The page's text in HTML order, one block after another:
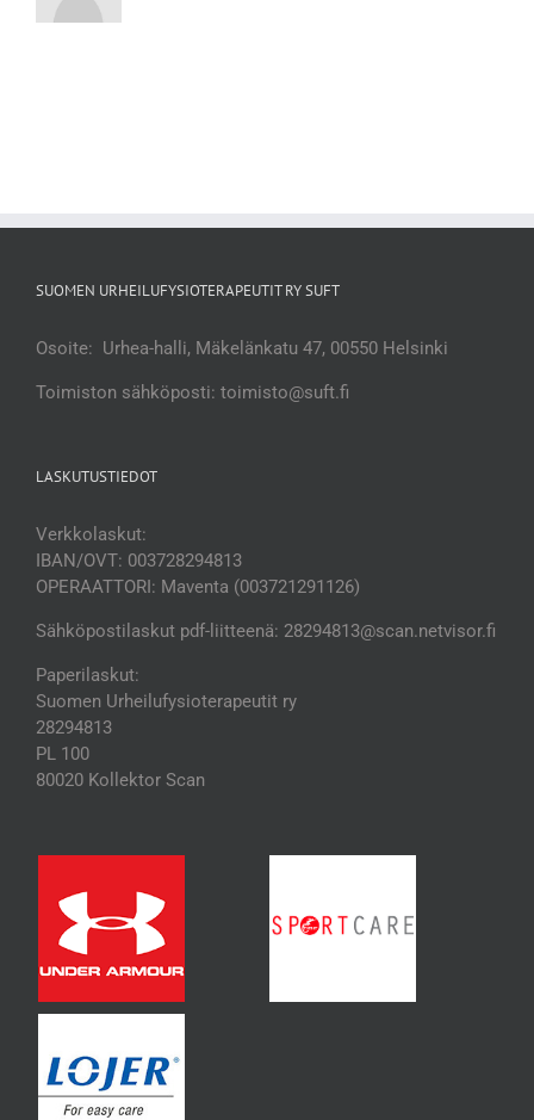
SUOMEN URHEILUFYSIOTERAPEUTIT RY SUFT
Osoite: Urhea-halli, Mäkelänkatu 47, 00550 Helsinki
Toimiston sähköposti: toimisto@suft.fi
LASKUTUSTIEDOT
Verkkolaskut:
IBAN/OVT: 003728294813
OPERAATTORI: Maventa (003721291126)
Sähköpostilaskut pdf-liitteenä: 28294813@scan.netvisor.fi
Paperilaskut:
Suomen Urheilufysioterapeutit ry
28294813
PL 100
80020 Kollektor Scan